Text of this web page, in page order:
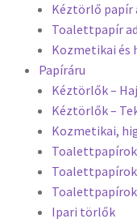
Kéztörlő papír
Toalettpapír
Kozmetikai és
Papíráru
Kéztörlők –
Kéztörlők –
Kozmetikai,
Toalettpapírok
Toalettpapírok
Ipari törlők